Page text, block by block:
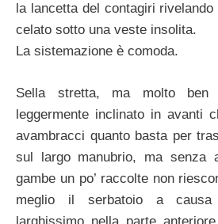
la lancetta del contagiri
celato sotto una veste insolita.
La sistemazione è comoda.
Sella stretta, ma molto ben
leggermente inclinato in avanti
avambracci quanto basta per
sul largo manubrio, ma senza
gambe un po’ raccolte non
meglio il serbatoio a